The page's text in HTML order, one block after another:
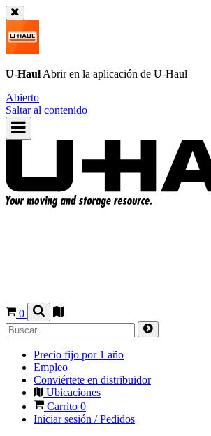
U-Haul Abrir en la aplicación de U-Haul
Abierto
Saltar al contenido
0
Precio fijo por 1 año
Empleo
Conviértete en distribuidor
Ubicaciones
Carrito 0
Iniciar sesión / Pedidos